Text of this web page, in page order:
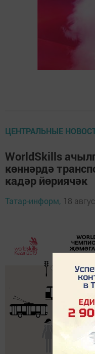
ЦЕНТРАЛЬНЫЕ
WorldSkills
көннәрдә
кадәр йөриячәк
Татар-информ, 18